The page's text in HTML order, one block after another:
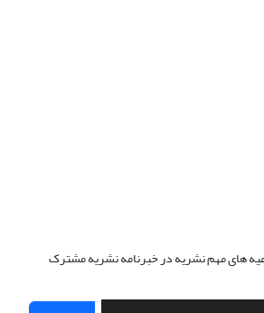
های مهم نشریه در خبرنامه نشریه مشترک